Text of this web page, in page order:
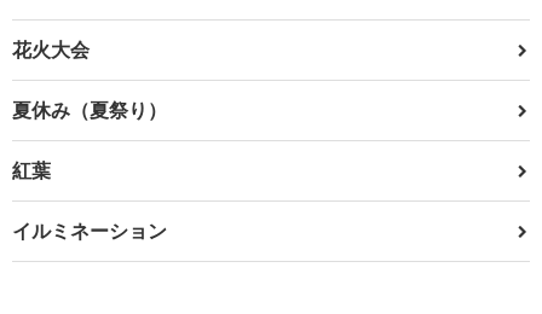
花火大会
夏休み（夏祭り）
紅葉
イルミネーション